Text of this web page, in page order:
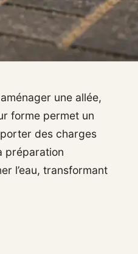
une allée,
forme permet un
des charges
préparation
l’eau, transformant